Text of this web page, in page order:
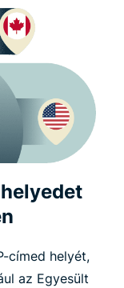
címed helyét,
az Egyesült